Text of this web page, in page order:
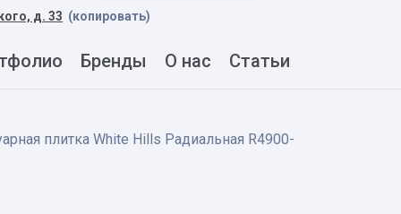
д. 33 (копировать)
Бренды О нас Статьи
плитка White Hills Радиальная R4900-